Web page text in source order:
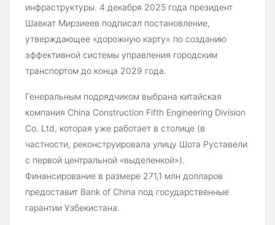
инфраструктуры. 4 декабря 2025 года президент
Шавкат Мирзиеев подписал постановление,
утверждающее «дорожную карту» по созданию
эффективной системы управления городским
транспортом до конца 2029 года.
Генеральным подрядчиком выбрана китайская
компания China Construction Fifth Engineering Division
Co. Ltd, которая уже работает в столице (в
частности, реконструировала улицу Шота Руставели
с первой центральной «выделенкой»).
Финансирование в размере 271,1 млн долларов
предоставит Bank of China под государственные
гарантии Узбекистана.